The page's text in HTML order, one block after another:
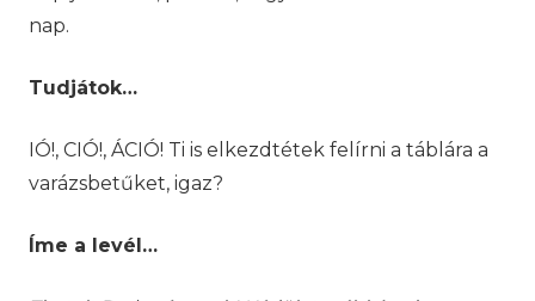
nap.
Tudjátok…
IÓ!, CIÓ!, ÁCIÓ! Ti is elkezdtétek felírni a táblára a
varázsbetűket, igaz?
Íme a levél…